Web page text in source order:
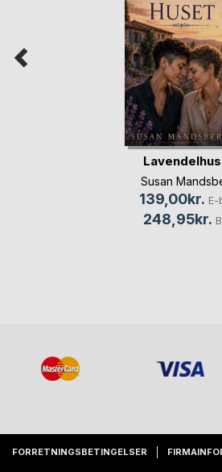
Susan
139,00kr. E-
248,95kr.
FORRETNINGSBETINGELSER